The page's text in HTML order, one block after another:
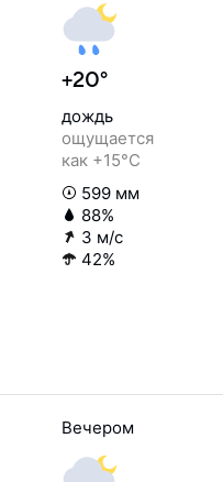
+20°
дождь
ощущается
как +15°C
599 мм
88%
3 м/с
42%
Вечером